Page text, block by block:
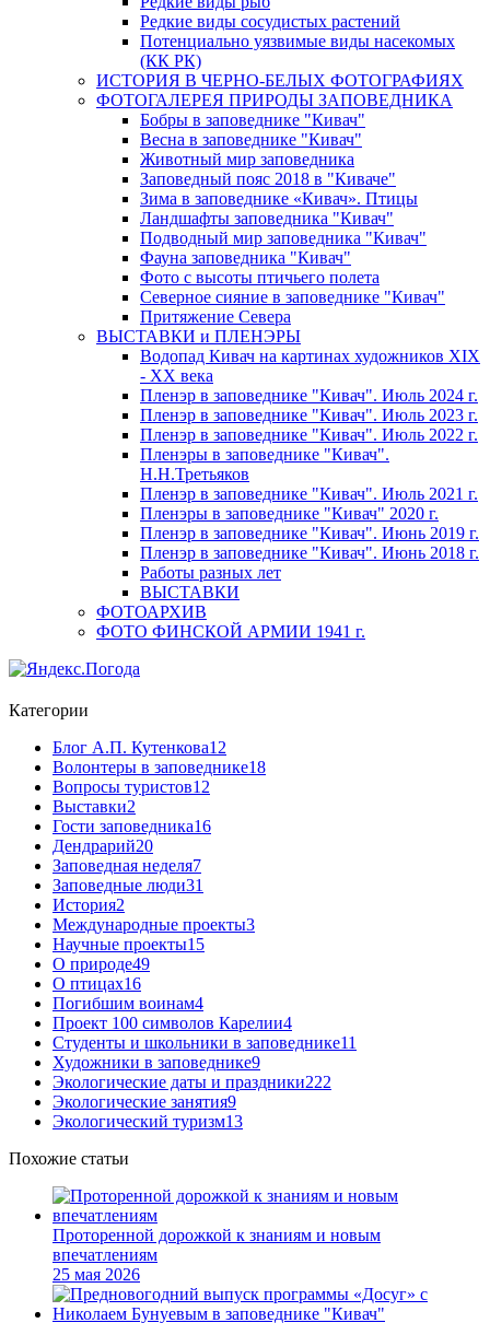
Редкие виды сосудистых растений
Потенциально уязвимые виды насекомых
(КК РК)
ИСТОРИЯ В ЧЕРНО-БЕЛЫХ ФОТОГРАФИЯХ
ФОТОГАЛЕРЕЯ ПРИРОДЫ ЗАПОВЕДНИКА
Бобры в заповеднике "Кивач"
Весна в заповеднике "Кивач"
Животный мир заповедника
Заповедный пояс 2018 в "Киваче"
Зима в заповеднике «Кивач». Птицы
Ландшафты заповедника "Кивач"
Подводный мир заповедника "Кивач"
Фауна заповедника "Кивач"
Фото с высоты птичьего полета
Северное сияние в заповеднике "Кивач"
Притяжение Севера
ВЫСТАВКИ и ПЛЕНЭРЫ
Водопад Кивач на картинах художников XIX
- XX века
Пленэр в заповеднике "Кивач". Июль 2024 г.
Пленэр в заповеднике "Кивач". Июль 2023 г.
Пленэр в заповеднике "Кивач". Июль 2022 г.
Пленэры в заповеднике "Кивач".
Н.Н.Третьяков
Пленэр в заповеднике "Кивач". Июль 2021 г.
Пленэры в заповеднике "Кивач" 2020 г.
Пленэр в заповеднике "Кивач". Июнь 2019 г.
Пленэр в заповеднике "Кивач". Июнь 2018 г.
Работы разных лет
ВЫСТАВКИ
ФОТОАРХИВ
ФОТО ФИНСКОЙ АРМИИ 1941 г.
Категории
Блог А.П. Кутенкова12
Волонтеры в заповеднике18
Вопросы туристов12
Выставки2
Гости заповедника16
Дендрарий20
Заповедная неделя7
Заповедные люди31
История2
Международные проекты3
Научные проекты15
О природе49
О птицах16
Погибшим воинам4
Проект 100 символов Карелии4
Студенты и школьники в заповеднике11
Художники в заповеднике9
Экологические даты и праздники222
Экологические занятия9
Экологический туризм13
Похожие статьи
Проторенной дорожкой к знаниям и новым
впечатлениям
25 мая 2026